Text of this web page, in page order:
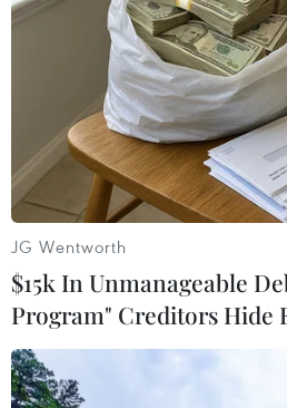
Bắt tạm giam đối tượng
truyền thông tin chống
JG Wentworth
$15k In Unmanageable
Program" Creditors Hide